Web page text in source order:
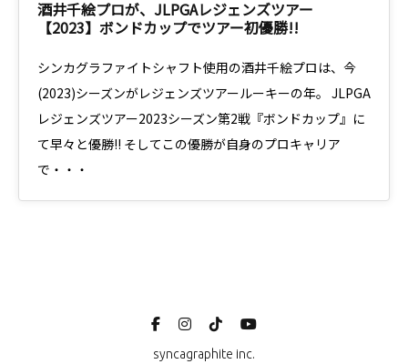
酒井千絵プロが、JLPGAレジェンズツアー
【2023】ボンドカップでツアー初優勝!!
シンカグラファイトシャフト使用の酒井千絵プロは、今
(2023)シーズンがレジェンズツアールーキーの年。 JLPGA
レジェンズツアー2023シーズン第2戦『ボンドカップ』に
て早々と優勝!! そしてこの優勝が自身のプロキャリア
で・・・
syncagraphite inc.